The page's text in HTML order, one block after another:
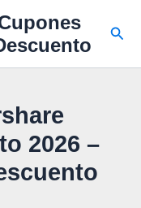
2026 –